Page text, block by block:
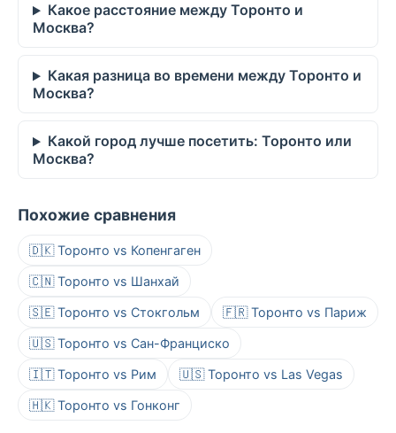
Какое расстояние между Торонто и
Москва?
Какая разница во времени между Торонто и
Москва?
Какой город лучше посетить: Торонто или
Москва?
Похожие сравнения
🇩🇰 Торонто vs Копенгаген
🇨🇳 Торонто vs Шанхай
🇸🇪 Торонто vs Стокгольм 🇫🇷 Торонто vs Париж
🇺🇸 Торонто vs Сан-Франциско
🇮🇹 Торонто vs Рим 🇺🇸 Торонто vs Las Vegas
🇭🇰 Торонто vs Гонконг